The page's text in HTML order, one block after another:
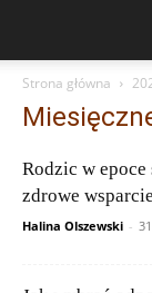
Strona główna
Rodzic w
zdrowe
Halina Olszewski -